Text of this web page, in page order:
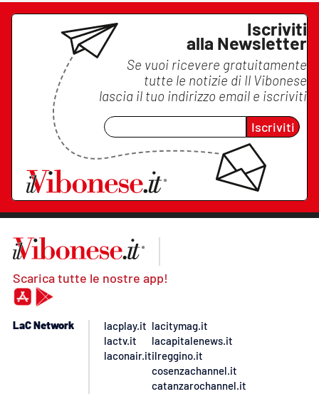
Iscriviti
alla Newsletter
Se vuoi ricevere gratuitamente
tutte le notizie di Il Vibonese
lascia il tuo indirizzo email e iscriviti
Iscriviti
Scarica tutte le nostre app!
LaC Network
lacplay.it
lactv.it
laconair.it
lacitymag.it
lacapitalenews.it
ilreggino.it
cosenzachannel.it
catanzarochannel.it